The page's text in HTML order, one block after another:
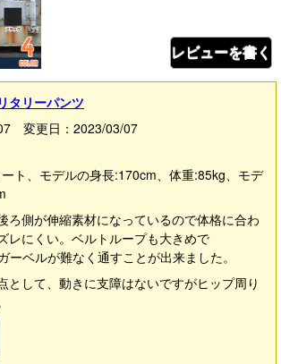
レビューを書く
タリーパンツ
変更日：2023/03/07
ト、モデルの身長:170cm、体重:85kg、モデ
ろ側が伸縮素材になっているので体格に合わ
レにくい。ベルトループも大きめで
ーベルが難なく通すことが出来ました。
として、動きに支障はないですがヒップ周り